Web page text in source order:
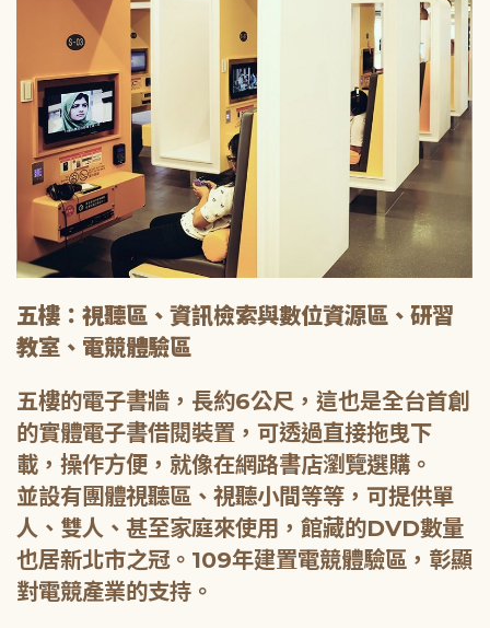
五樓：視聽區、資訊檢索與數位資源區、研習
教室、電競體驗區
五樓的電子書牆，長約6公尺，這也是全台首創
的實體電子書借閱裝置，可透過直接拖曳下
載，操作方便，就像在網路書店瀏覽選購。
並設有團體視聽區、視聽小間等等，可提供單
人、雙人、甚至家庭來使用，館藏的DVD數量
也居新北市之冠。109年建置電競體驗區，彰顯
對電競產業的支持。